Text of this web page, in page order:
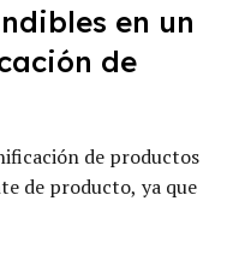
en un
de
de productos
de producto, ya que